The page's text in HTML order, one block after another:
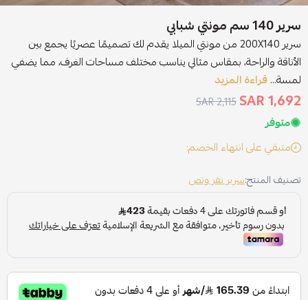
سرير 140 سم مونتي شبابي
سرير 200X140 من مونتي الميلا يقدم لك تصميمًا عصريًا يجمع بين
الأناقة والراحة، بمقاس مثالي يناسب مختلف مساحات الغرف، مما يضفي
لمسة...قراءة المزيد
1,692 SAR
2,115 SAR
متوفر
متبقي على انتهاء الخصم:
تصنيف المنتج:سرير نفر ونص